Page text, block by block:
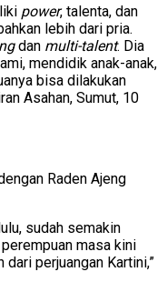
power, talenta, dan
lebih dari pria.
dan multi-talent. Dia
mendidik anak-anak,
bisa dilakukan
Asahan, Sumut, 10
Raden Ajeng
sudah semakin
masa kini
perjuangan Kartini,”